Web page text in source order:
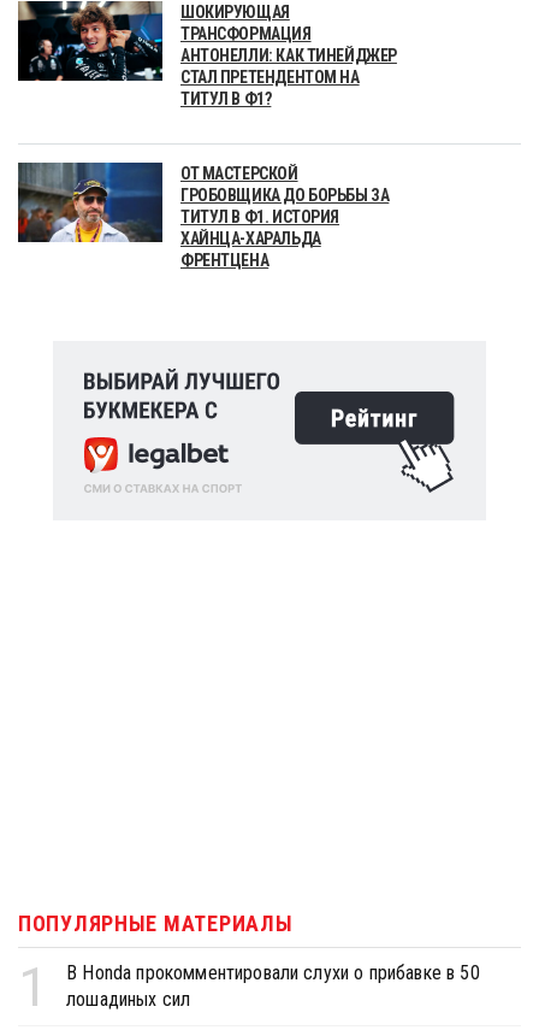
ШОКИРУЮЩАЯ
ТРАНСФОРМАЦИЯ
АНТОНЕЛЛИ: КАК ТИНЕЙДЖЕР
СТАЛ ПРЕТЕНДЕНТОМ НА
ТИТУЛ В Ф1?
ОТ МАСТЕРСКОЙ
ГРОБОВЩИКА ДО БОРЬБЫ ЗА
ТИТУЛ В Ф1. ИСТОРИЯ
ХАЙНЦА-ХАРАЛЬДА
ФРЕНТЦЕНА
ПОПУЛЯРНЫЕ МАТЕРИАЛЫ
1
В Honda прокомментировали слухи о прибавке в 50
лошадиных сил